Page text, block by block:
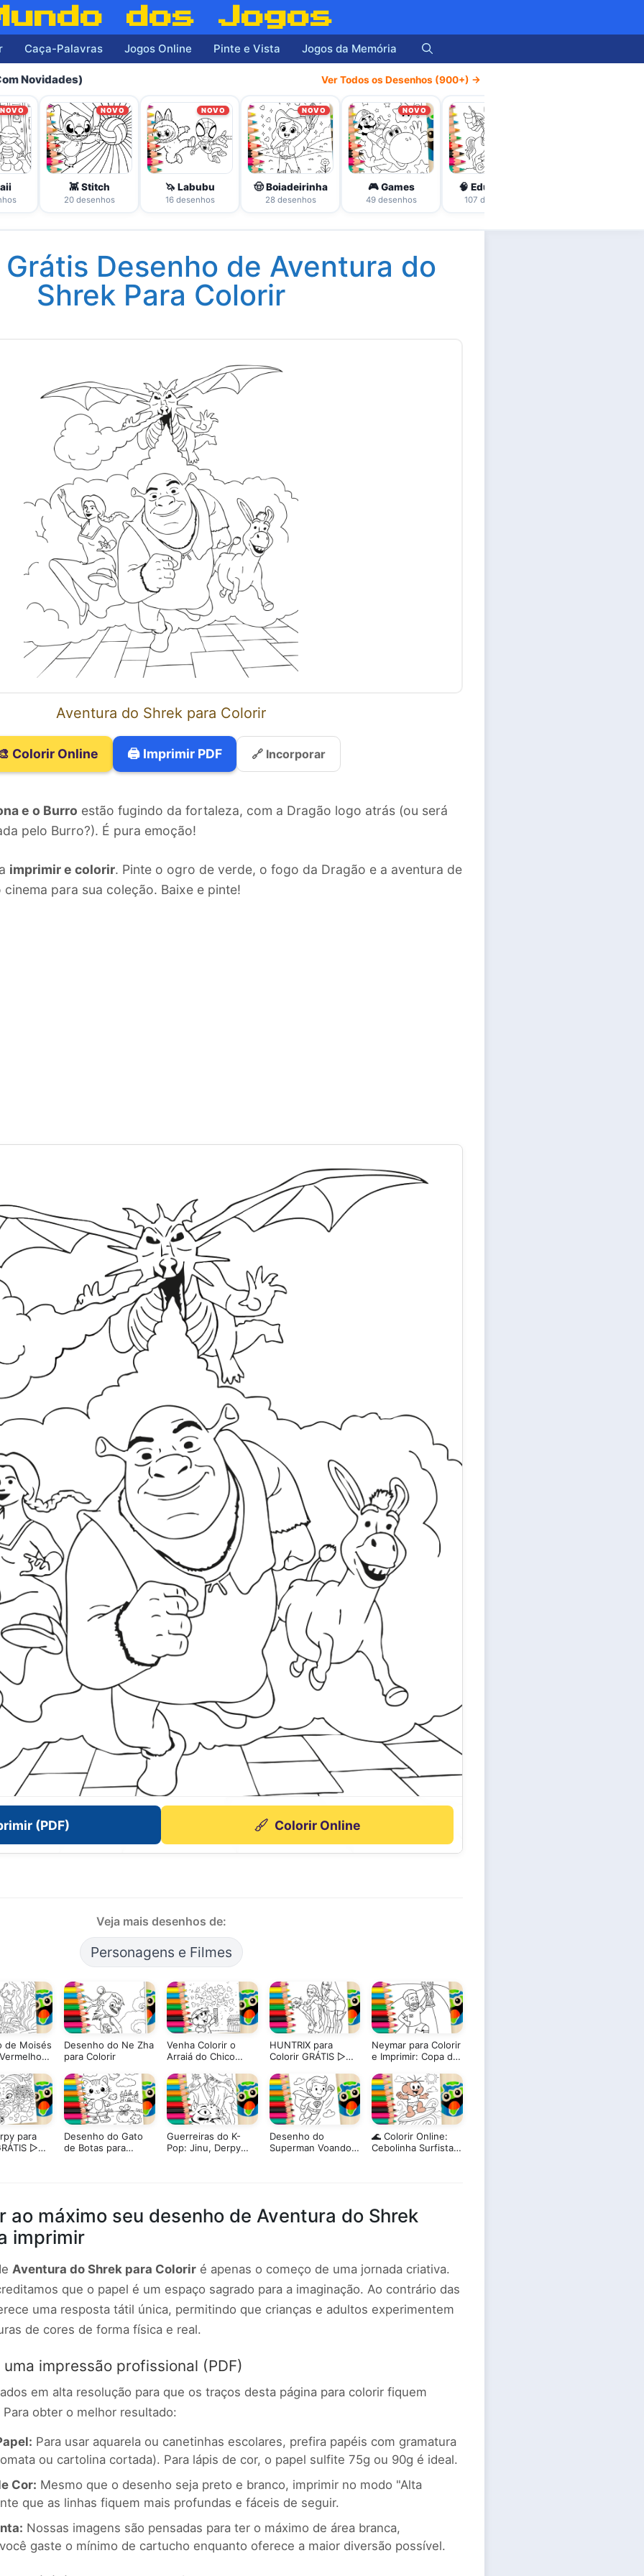
dos Jogos
Caça-Palavras Jogos Online Pinte e Vista Jogos da Memória
Novidades) Ver Todos os Desenhos (900+) →
NOVO NOVO
👾 Stitch
20 desenhos
NOVO
🦄 Labubu
16 desenhos
NOVO
🤠 Boiadeirinha
28 desenhos
NOVO
🎮 Games
49 desenhos
🧠 Educativos
107 desenhos
Desenho de Aventura do
Shrek Para Colorir
Aventura do Shrek para Colorir
Colorir Online 🖨️ Imprimir PDF 🔗 Incorporar
e o Burro estão fugindo da fortaleza, com a Dragão logo atrás (ou será
pelo Burro?). É pura emoção!
imprimir e colorir. Pinte o ogro de verde, o fogo da Dragão e a aventura de
para sua coleção. Baixe e pinte!
(PDF) Colorir Online
Veja mais desenhos de:
Personagens e Filmes
de Moisés
Desenho do Ne Zha
para Colorir
Venha Colorir o
Arraiá do Chico
HUNTRIX para
Colorir GRÁTIS ▷
Neymar para Colorir
e Imprimir: Copa do
para
▷
Desenho do Gato
de Botas para
Guerreiras do K-
Pop: Jinu, Derpy
Desenho do
Superman Voando
🌊 Colorir Online:
Cebolinha Surfista!
ao máximo seu desenho de Aventura do Shrek
imprimir
Aventura do Shrek para Colorir é apenas o começo de uma jornada criativa.
que o papel é um espaço sagrado para a imaginação. Ao contrário das
uma resposta tátil única, permitindo que crianças e adultos experimentem
de cores de forma física e real.
impressão profissional (PDF)
em alta resolução para que os traços desta página para colorir fiquem
obter o melhor resultado:
Para usar aquarela ou canetinhas escolares, prefira papéis com gramatura
ou cartolina cortada). Para lápis de cor, o papel sulfite 75g ou 90g é ideal.
Cor: Mesmo que o desenho seja preto e branco, imprimir no modo "Alta
que as linhas fiquem mais profundas e fáceis de seguir.
Nossas imagens são pensadas para ter o máximo de área branca,
gaste o mínimo de cartucho enquanto oferece a maior diversão possível.